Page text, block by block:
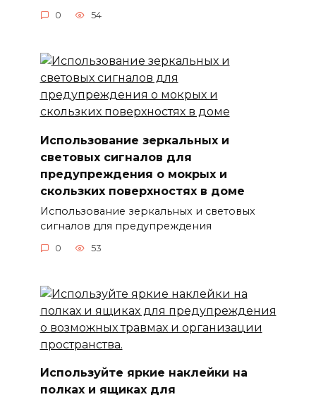
0 54
Использование зеркальных и
световых сигналов для
предупреждения о мокрых и
скользких поверхностях в доме
Использование зеркальных и световых
сигналов для предупреждения
0 53
Используйте яркие наклейки на
полках и ящиках для